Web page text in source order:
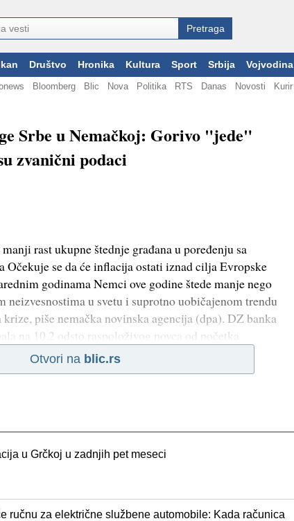
Društvo Hronika Kultura Sport Srbija Vojvodina
Bloomberg Blic Nova Politika RTS Danas Novosti Kurir
Srbe u Nemačkoj: Gorivo "jede"
zvanični podaci
rast ukupne štednje građana u poređenju sa
Očekuje se da će inflacija ostati iznad cilja Evropske
godinama Nemci ove godine štede manje nego
neizvesnostima u svetu i suprotno uobičajenom trendu
piše nemačka novinska agencija (dpa). DZ banka
na 10,2 odsto raspoloživog novca od početka
Otvori na blic.rs
u Grčkoj u zadnjih pet meseci
ručnu za električne službene automobile: Kada računica